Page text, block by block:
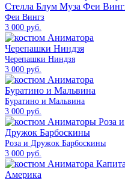
Феи Вингз
3 000 руб.
Черепашки Ниндзя
3 000 руб.
Буратино и Мальвина
3 000 руб.
Роза и Дружок Барбоскины
3 000 руб.